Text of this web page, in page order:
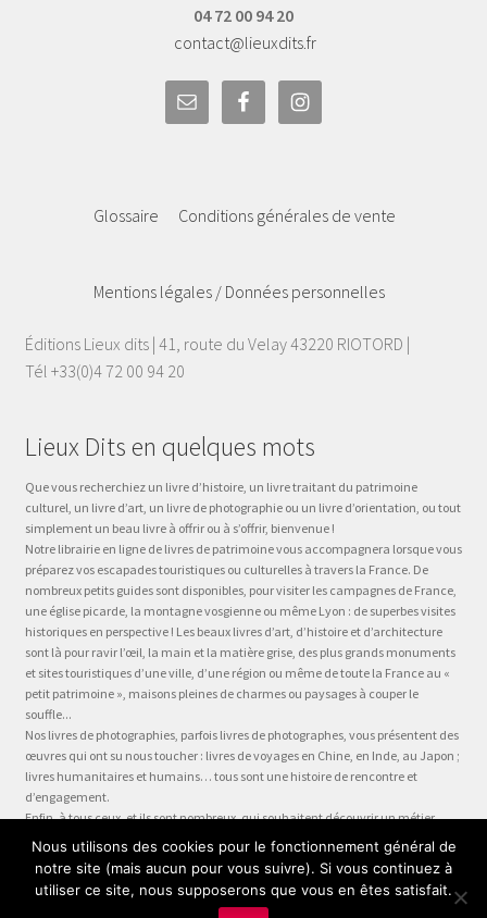
04 72 00 94 20
contact@lieuxdits.fr
Glossaire Conditions générales de vente
Mentions légales / Données personnelles
Éditions Lieux dits | 41, route du Velay 43220 RIOTORD |
Tél +33(0)4 72 00 94 20
Lieux Dits en quelques mots
Que vous recherchiez un livre d’histoire, un livre traitant du patrimoine
culturel, un livre d’art, un livre de photographie ou un livre d’orientation, ou tout
simplement un beau livre à offrir ou à s’offrir, bienvenue !
Notre librairie en ligne de livres de patrimoine vous accompagnera lorsque vous
préparez vos escapades touristiques ou culturelles à travers la France. De
nombreux petits guides sont disponibles, pour visiter les campagnes de France,
une église picarde, la montagne vosgienne ou même Lyon : de superbes visites
historiques en perspective ! Les beaux livres d’art, d’histoire et d’architecture
sont là pour ravir l’œil, la main et la matière grise, des plus grands monuments
et sites touristiques d’une ville, d’une région ou même de toute la France au «
petit patrimoine », maisons pleines de charmes ou paysages à couper le
souffle...
Nos livres de photographies, parfois livres de photographes, vous présentent des
œuvres qui ont su nous toucher : livres de voyages en Chine, en Inde, au Japon ;
livres humanitaires et humains… tous sont une histoire de rencontre et
d’engagement.
Enfin, à tous ceux, et ils sont nombreux, qui souhaitent découvrir un métier,
préparer leur formation ou choisir leur orientation, à la question « quel métier ?
» nous dédions la collection Être, véritable panorama du monde du travail, plus
qu’un guide des métiers, plus qu’une fiche métier… un test métier, un « stage
en entreprise dans votre fauteuil » !
Nous utilisons des cookies pour le fonctionnement général de
notre site (mais aucun pour vous suivre). Si vous continuez à
utiliser ce site, nous supposerons que vous en êtes satisfait.